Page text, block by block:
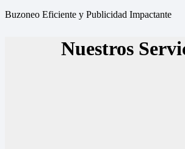
Buzoneo Eficiente y Publicidad Impactante
Nuestros